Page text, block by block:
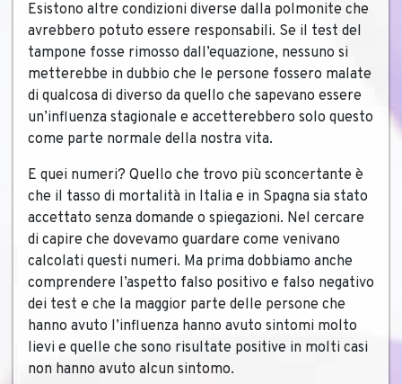
Esistono altre condizioni diverse dalla polmonite che
avrebbero potuto essere responsabili. Se il test del
tampone fosse rimosso dall’equazione, nessuno si
metterebbe in dubbio che le persone fossero malate
di qualcosa di diverso da quello che sapevano essere
un’influenza stagionale e accetterebbero solo questo
come parte normale della nostra vita.
E quei numeri? Quello che trovo più sconcertante è
che il tasso di mortalità in Italia e in Spagna sia stato
accettato senza domande o spiegazioni. Nel cercare
di capire che dovevamo guardare come venivano
calcolati questi numeri. Ma prima dobbiamo anche
comprendere l’aspetto falso positivo e falso negativo
dei test e che la maggior parte delle persone che
hanno avuto l’influenza hanno avuto sintomi molto
lievi e quelle che sono risultate positive in molti casi
non hanno avuto alcun sintomo.